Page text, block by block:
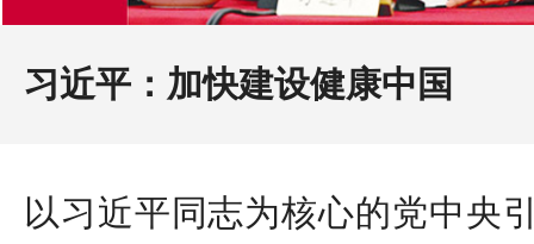
习近平：加快建设健康中国
以习近平同志为核心的党中央